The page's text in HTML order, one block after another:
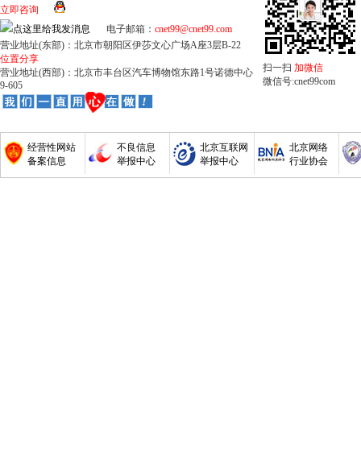
立即咨询
电子邮箱： cnet99@cnet99.com
营业地址(东部)：北京市朝阳区伊莎文心广场A座3层B-22
位置分享
营业地址(西部)：北京市丰台区汽车博物馆东路1号诺德中心
9-605
扫一扫 加微信
微信号:cnet99com
经营性网站
备案信息
不良信息
举报中心
北京互联网
举报中心
北京网络
行业协会